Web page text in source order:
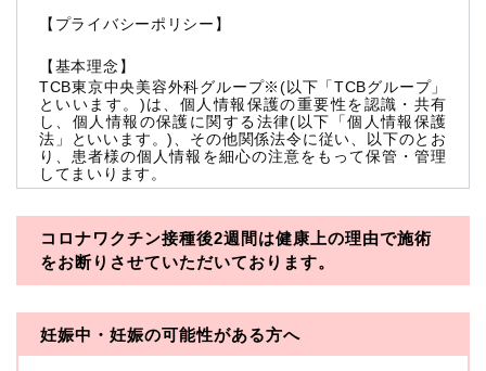
【プライバシーポリシー】
【基本理念】
TCB東京中央美容外科グループ※(以下「TCBグループ」
といいます。)は、個人情報保護の重要性を認識・共有
し、個人情報の保護に関する法律(以下「個人情報保護
法」といいます。)、その他関係法令に従い、以下のとお
り、患者様の個人情報を細心の注意をもって保管・管理
してまいります。
※TCBグループとは以下を総称していいます。
・一般社団法人メディカルアライアンス
・医療法人社団創彩会
コロナワクチン接種後2週間は健康上の理由で施術
をお断りさせていただいております。
妊娠中・妊娠の可能性がある方へ